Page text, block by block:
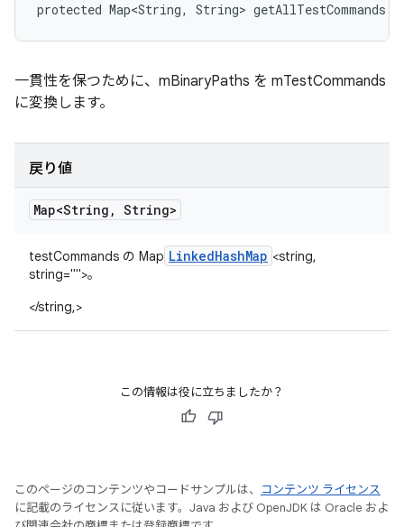
protected Map<String, String> getAllTestCommands
一貫性を保つために、mBinaryPaths を mTestCommands
に変換します。
戻り値
Map<String , String>
testCommands の Map LinkedHashMap <string,
string="">。
</string,>
この情報は役に立ちましたか？
このページのコンテンツやコードサンプルは、
コンテンツ ライセンス
に記載のライセンスに従います。Java および OpenJDK は Oracle およ